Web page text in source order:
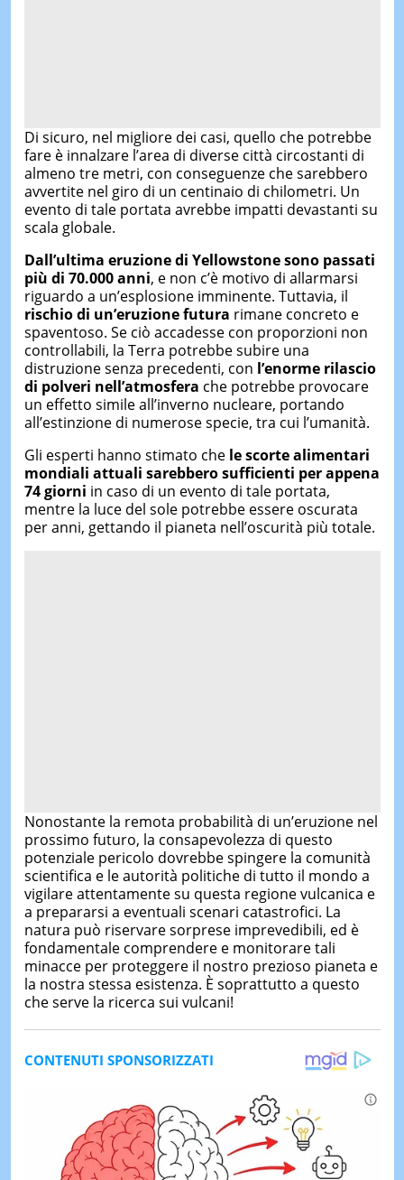
Di sicuro, nel migliore dei casi, quello che potrebbe
fare è innalzare l’area di diverse città circostanti di
almeno tre metri, con conseguenze che sarebbero
avvertite nel giro di un centinaio di chilometri. Un
evento di tale portata avrebbe impatti devastanti su
scala globale.
Dall’ultima eruzione di Yellowstone sono passati
più di 70.000 anni, e non c’è motivo di allarmarsi
riguardo a un’esplosione imminente. Tuttavia, il
rischio di un’eruzione futura rimane concreto e
spaventoso. Se ciò accadesse con proporzioni non
controllabili, la Terra potrebbe subire una
distruzione senza precedenti, con l’enorme rilascio
di polveri nell’atmosfera che potrebbe provocare
un effetto simile all’inverno nucleare, portando
all’estinzione di numerose specie, tra cui l’umanità.
Gli esperti hanno stimato che le scorte alimentari
mondiali attuali sarebbero sufficienti per appena
74 giorni in caso di un evento di tale portata,
mentre la luce del sole potrebbe essere oscurata
per anni, gettando il pianeta nell’oscurità più totale.
Nonostante la remota probabilità di un’eruzione nel
prossimo futuro, la consapevolezza di questo
potenziale pericolo dovrebbe spingere la comunità
scientifica e le autorità politiche di tutto il mondo a
vigilare attentamente su questa regione vulcanica e
a prepararsi a eventuali scenari catastrofici. La
natura può riservare sorprese imprevedibili, ed è
fondamentale comprendere e monitorare tali
minacce per proteggere il nostro prezioso pianeta e
la nostra stessa esistenza. È soprattutto a questo
che serve la ricerca sui vulcani!